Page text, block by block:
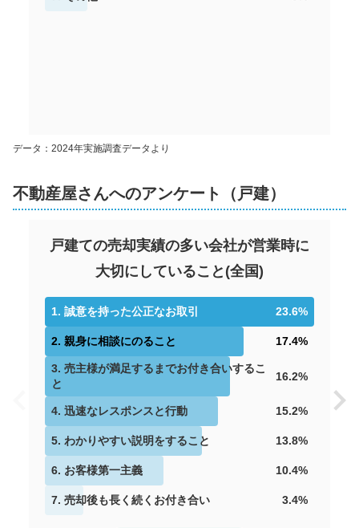
データ：2024年実施調査データより
不動産屋さんへのアンケート（戸建）
戸建ての売却実績の多い会社が営業時に
大切にしていること (全国)
1. 誠意を持った公正なお取引 23.6%
2. 親身に相談にのること 17.4%
3. 売主様が満足するまでお付き合いするこ
と
16.2%
4. 迅速なレスポンスと行動 15.2%
5. わかりやすい説明をすること 13.8%
6. お客様第一主義 10.4%
7. 売却後も長く続くお付き合い 3.4%